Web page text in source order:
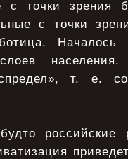
с точки зрения
с точки
населения.
т. е.
российские